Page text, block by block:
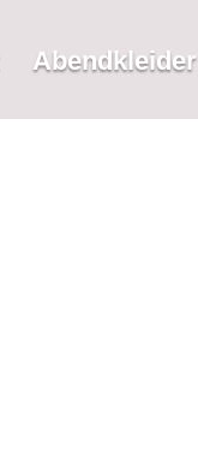
Abendkleider